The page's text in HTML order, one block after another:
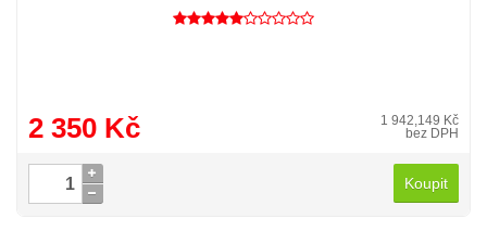
2 350 Kč
1 942,149 Kč
bez DPH
Koupit